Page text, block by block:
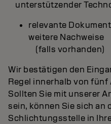
unterstützender
relevante
weitere Nachweise
(falls vorhanden)
Wir bestätigen den
Regel innerhalb von
Sollten Sie mit unserer
sein, können Sie sich an
Schlichtungsstelle in